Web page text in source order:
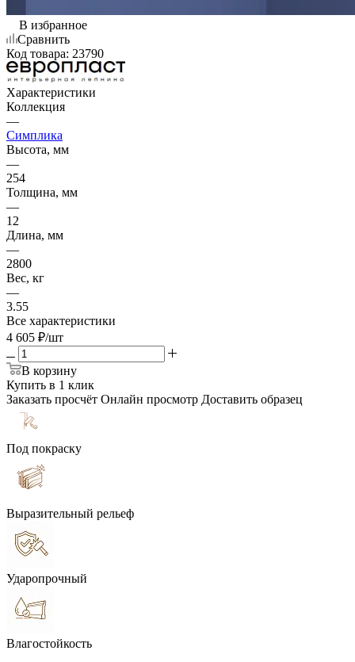
В избранное
Сравнить
Код товара: 23790
Характеристики
Коллекция
—
Симплика
Высота, мм
—
254
Толщина, мм
—
12
Длина, мм
—
2800
Вес, кг
—
3.55
Все характеристики
4 605 ₽/шт
В корзину
Купить в 1 клик
Заказать просчёт Онлайн просмотр Доставить образец
Под покраску
Выразительный рельеф
Ударопрочный
Влагостойкость